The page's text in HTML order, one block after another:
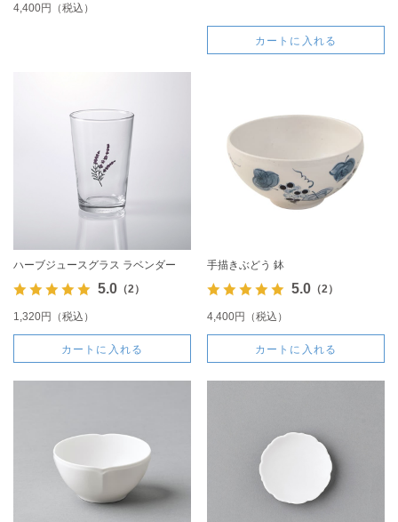
4,400円（税込）
カートに入れる
ハーブジュースグラス ラベンダー
5.0（2）
1,320円（税込）
カートに入れる
手描きぶどう 鉢
5.0（2）
4,400円（税込）
カートに入れる